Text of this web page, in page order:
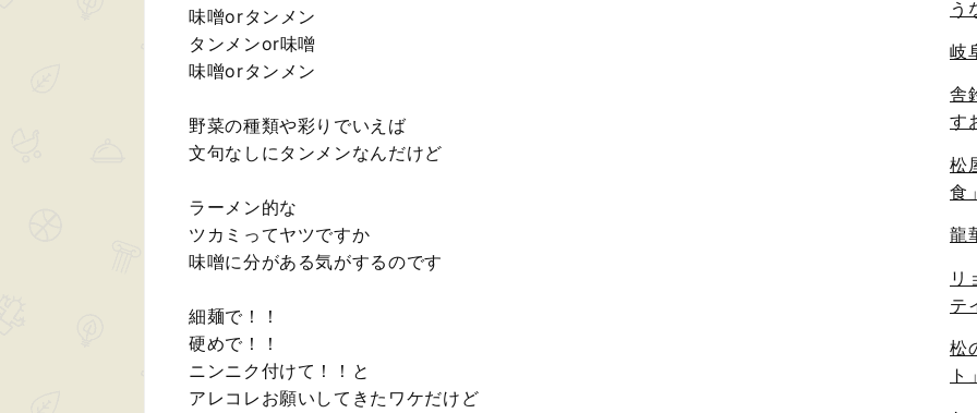
味噌orタンメン
タンメンor味噌
味噌orタンメン
野菜の種類や彩りでいえば
文句なしにタンメンなんだけど
ラーメン的な
ツカミってヤツですか
味噌に分がある気がするのです
細麺で！！
硬めで！！
ニンニク付けて！！と
アレコレお願いしてきたワケだけど
う
岐
舎
す
松
食
龍
リ
テ
松
ト